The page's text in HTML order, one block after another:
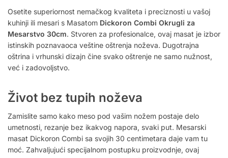
Osetite superiornost nemačkog kvaliteta i preciznosti u vašoj
kuhinji ili mesari s Masatom Dickoron Combi Okrugli za
Mesarstvo 30cm. Stvoren za profesionalce, ovaj masat je izbor
istinskih poznavaoca veštine oštrenja noževa. Dugotrajna
oštrina i vrhunski dizajn čine svako oštrenje ne samo nužnost,
već i zadovoljstvo.
Život bez tupih noževa
Zamislite samo kako meso pod vašim nožem postaje delo
umetnosti, rezanje bez ikakvog napora, svaki put. Mesarski
masat Dickoron Combi sa svojih 30 centimetara daje vam tu
moć. Zahvaljujući specijalnom postupku proizvodnje, ovaj